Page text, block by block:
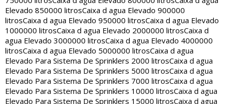
Elevado 850000 litrosCaixa d agua Elevado 900000
litrosCaixa d agua Elevado 950000 litrosCaixa d agua Elevado
1000000 litrosCaixa d agua Elevado 2000000 litrosCaixa d
agua Elevado 3000000 litrosCaixa d agua Elevado 4000000
litrosCaixa d agua Elevado 5000000 litrosCaixa d agua
Elevado Para Sistema De Sprinklers 2000 litrosCaixa d agua
Elevado Para Sistema De Sprinklers 5000 litrosCaixa d agua
Elevado Para Sistema De Sprinklers 7000 litrosCaixa d agua
Elevado Para Sistema De Sprinklers 10000 litrosCaixa d agua
Elevado Para Sistema De Sprinklers 15000 litrosCaixa d agua